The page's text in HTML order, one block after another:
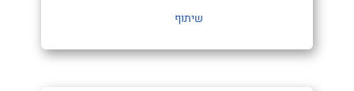
שיתוף